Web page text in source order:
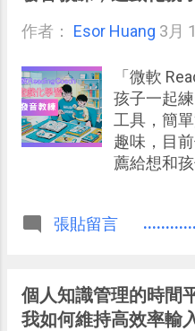
作者： Esor Huang 3月
「微軟
孩子一起
工具，簡
趣味，目
薦給想和
孩子朗讀
張貼留言
個人知識管理的時間
我如何維持高效率輸